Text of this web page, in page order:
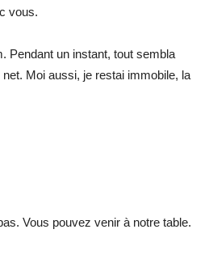
vous.
Pendant un instant, tout sembla
Moi aussi, je restai immobile, la
Vous pouvez venir à notre table.